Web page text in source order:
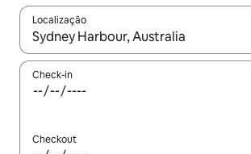
Localização
Quando os resultados estiverem
Check-in
Checkout